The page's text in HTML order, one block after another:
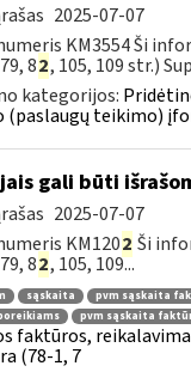
2025-07-07
KM3554 Ši
82, 105, 109 str.)
kategorijos:
teikimo)
gali būti
2025-07-07
KM1202 Ši
82, 105, 109...
sąskaita pvm sąskaita
pvm sąskaita
faktūros,
(78-1, 7